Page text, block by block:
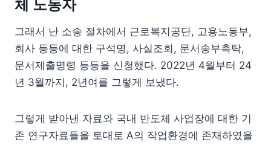
체 노동자
그래서 난 소송 절차에서 근로복지공단, 고용노동부,
회사 등등에 대한 구석명, 사실조회, 문서송부촉탁,
문서제출명령 등등을 신청했다. 2022년 4월부터 24
년 3월까지, 2년여를 그렇게 보냈다.
그렇게 받아낸 자료와 국내 반도체 사업장에 대한 기
존 연구자료들을 토대로 A의 작업환경에 존재하였을